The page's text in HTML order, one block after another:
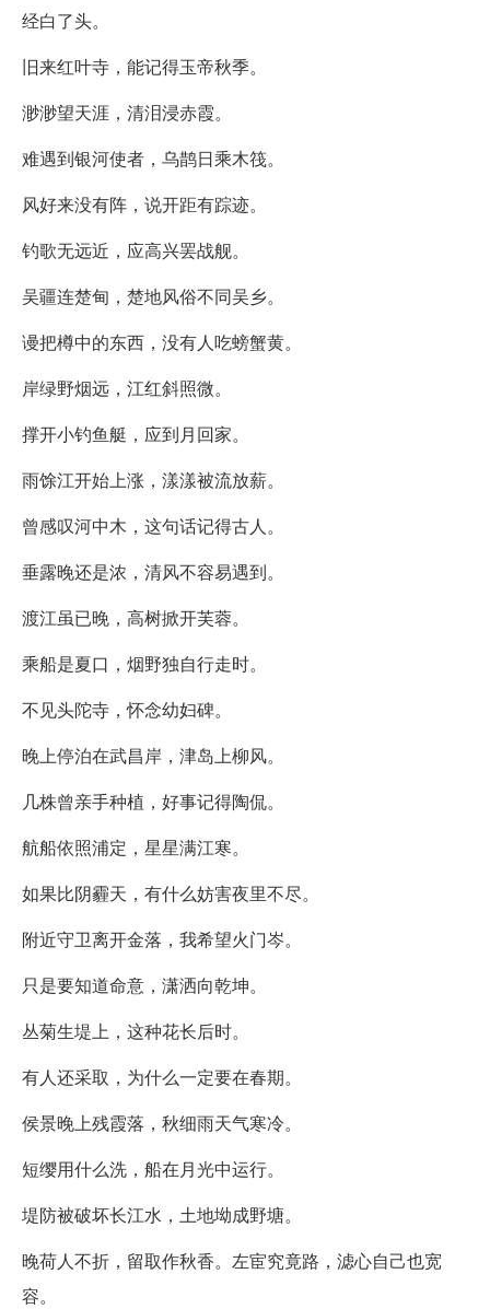
经白了头。
旧来红叶寺，能记得玉帝秋季。
渺渺望天涯，清泪浸赤霞。
难遇到银河使者，乌鹊日乘木筏。
风好来没有阵，说开距有踪迹。
钓歌无远近，应高兴罢战舰。
吴疆连楚甸，楚地风俗不同吴乡。
谩把樽中的东西，没有人吃螃蟹黄。
岸绿野烟远，江红斜照微。
撑开小钓鱼艇，应到月回家。
雨馀江开始上涨，漾漾被流放薪。
曾感叹河中木，这句话记得古人。
垂露晚还是浓，清风不容易遇到。
渡江虽已晚，高树掀开芙蓉。
乘船是夏口，烟野独自行走时。
不见头陀寺，怀念幼妇碑。
晚上停泊在武昌岸，津岛上柳风。
几株曾亲手种植，好事记得陶侃。
航船依照浦定，星星满江寒。
如果比阴霾天，有什么妨害夜里不尽。
附近守卫离开金落，我希望火门岑。
只是要知道命意，潇洒向乾坤。
丛菊生堤上，这种花长后时。
有人还采取，为什么一定要在春期。
侯景晚上残霞落，秋细雨天气寒冷。
短缨用什么洗，船在月光中运行。
堤防被破坏长江水，土地坳成野塘。
晚荷人不折，留取作秋香。左宦究竟路，滤心自己也宽
容。